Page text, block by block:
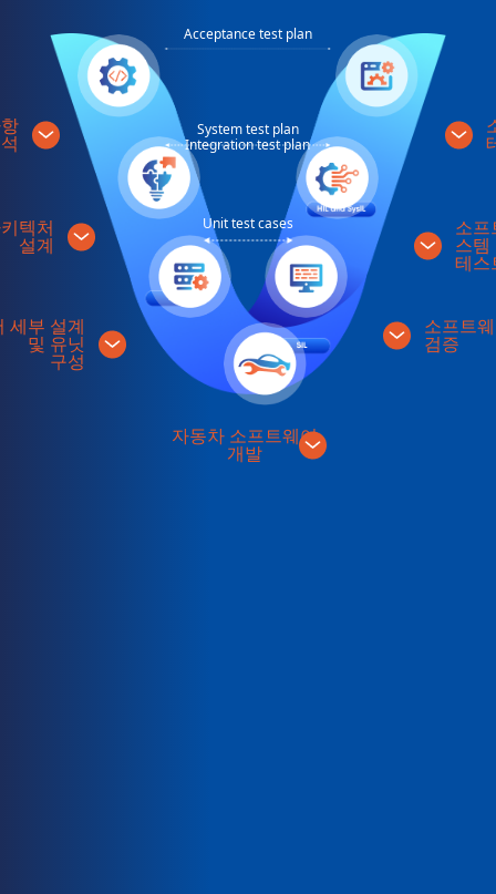
텍처
설계
세부 설계
및 유닛
구성
자동차 소프트웨어
개발
소프트
검증
소프
스템
테스
Acceptance test plan
System test plan
Integration test plan
Unit test cases